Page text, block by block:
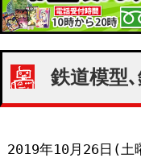
鉄道模型
2019年10月26日(土